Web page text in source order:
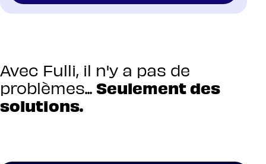
Avec Fulli, il n'y a pas de
problèmes... Seulement des
solutions.